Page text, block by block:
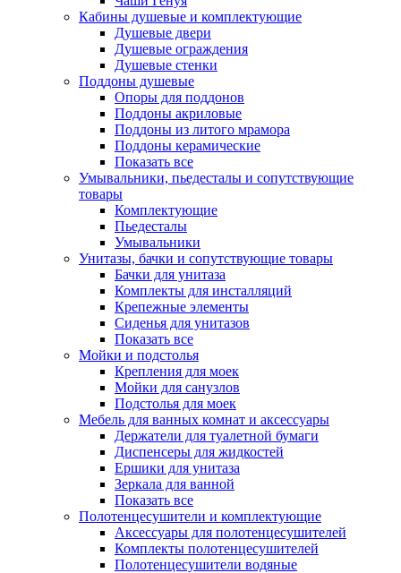
Кабины душевые и комплектующие
Душевые двери
Душевые ограждения
Душевые стенки
Поддоны душевые
Опоры для поддонов
Поддоны акриловые
Поддоны из литого мрамора
Поддоны керамические
Показать все
Умывальники, пьедесталы и сопутствующие
товары
Комплектующие
Пьедесталы
Умывальники
Унитазы, бачки и сопутствующие товары
Бачки для унитаза
Комплекты для инсталляций
Крепежные элементы
Сиденья для унитазов
Показать все
Мойки и подстолья
Крепления для моек
Мойки для санузлов
Подстолья для моек
Мебель для ванных комнат и аксессуары
Держатели для туалетной бумаги
Диспенсеры для жидкостей
Ершики для унитаза
Зеркала для ванной
Показать все
Полотенцесушители и комплектующие
Аксессуары для полотенцесушителей
Комплекты полотенцесушителей
Полотенцесушители водяные